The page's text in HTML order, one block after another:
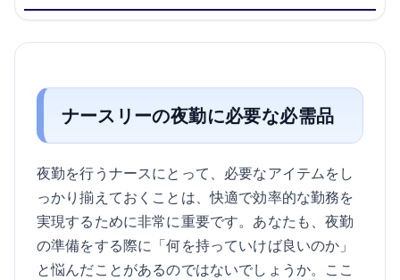
ナースリーの夜勤に必要な必需品
夜勤を行うナースにとって、必要なアイテムをし
っかり揃えておくことは、快適で効率的な勤務を
実現するために非常に重要です。あなたも、夜勤
の準備をする際に「何を持っていけば良いのか」
と悩んだことがあるのではないでしょうか。ここ